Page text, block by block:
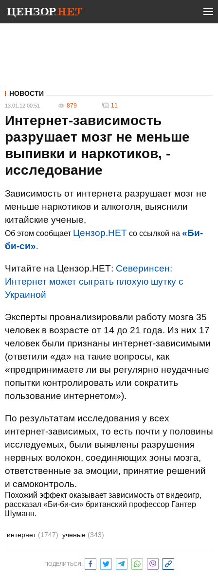
НОВОСТИ
13.01.12 00:51 879 11
Интернет-зависимость
разрушает мозг не меньше
выпивки и наркотиков, -
исследование
Зависимость от интернета разрушает мозг не
меньше наркотиков и алкоголя, выяснили
китайские ученые,
Об этом сообщает Цензор.НЕТ со ссылкой на «Би-
би-си».
Читайте на Цензор.НЕТ: Северинсен:
Интернет может сыграть плохую шутку с
Украиной
Эксперты проанализировали работу мозга 35
человек в возрасте от 14 до 21 года. Из них 17
человек были признаны интернет-зависимыми
(ответили «да» на такие вопросы, как
«предпринимаете ли вы регулярно неудачные
попытки контролировать или сократить
пользование интернетом»).
По результатам исследования у всех
интернет-зависимых, то есть почти у половины
исследуемых, были выявлены разрушения
нервных волокон, соединяющих зоны мозга,
ответственные за эмоции, принятие решений
и самоконтроль.
Похожий эффект оказывает зависимость от видеоигр,
рассказал «Би-би-си» британский профессор Гантер
Шуманн.
интернет (1747) ученые (343)
ПОДЕЛИТЬСЯ: